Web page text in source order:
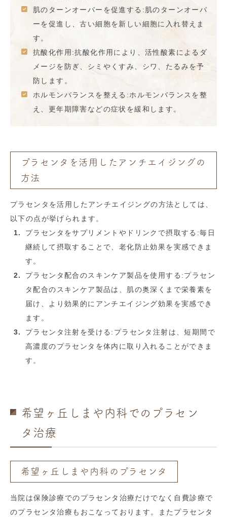
肌のターンオーバーを促進する:肌のターンオーバ
ーを促進し、古い細胞を新しい細胞に入れ替えま
す。
抗酸化作用:抗酸化作用により、活性酸素によるダ
メージを防ぎ、シミやくすみ、シワ、たるみを予
防します。
ホルモンバランスを整える:ホルモンバランスを整
え、更年期障害などの症状を緩和します。
プラセンタを活用したアンチエイジングの
方法
プラセンタを活用したアンチエイジングの方法としては、
以下の点が挙げられます。
プラセンタをサプリメントやドリンクで摂取する:毎日
継続して摂取することで、老化防止効果を実感できま
す。
プラセンタ配合のスキンケア製品を使用する:プラセン
タ配合のスキンケア製品は、肌の奥深くまで栄養素を
届け、より効果的にアンチエイジング効果を実感でき
ます。
プラセンタ注射を受ける:プラセンタ注射は、短期間で
高濃度のプラセンタを体内に取り入れることができま
す。
希望ヶ丘しまや内科でのプラセン
タ治療
希望ヶ丘しまや内科のプラセンタ
当院は保険診療でのプラセンタ治療だけでなく自費診療で
のプラセンタ治療もおこなっております。またプラセンタ